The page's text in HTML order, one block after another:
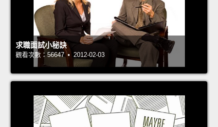
求職面試小秘訣
觀看次數：56647 • 2012-02-03